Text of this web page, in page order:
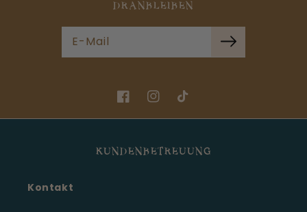
DRANBLEIBEN
E-Mail
FacebookInstagram
TikTok
KUNDENBETREUUNG
Kontakt